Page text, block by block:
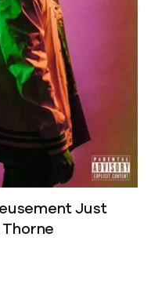
Just
Thorne